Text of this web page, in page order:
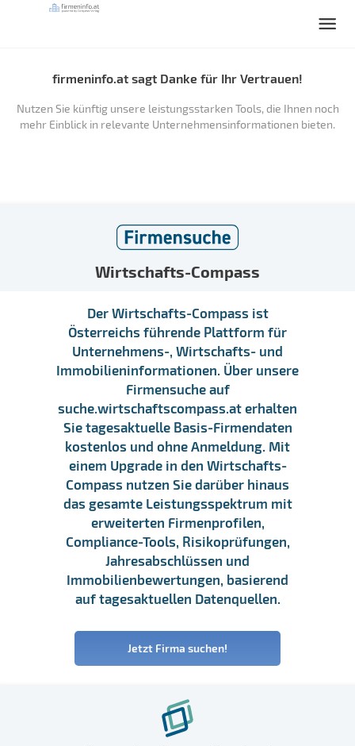
firmeninfo.at sagt Danke für Ihr Vertrauen!
Nutzen Sie künftig unsere leistungsstarken Tools, die Ihnen noch
mehr Einblick in relevante Unternehmensinformationen bieten.
Wirtschafts-Compass
Der Wirtschafts-Compass ist
Österreichs führende Plattform für
Unternehmens-, Wirtschafts- und
Immobilieninformationen. Über unsere
Firmensuche auf
suche.wirtschaftscompass.at erhalten
Sie tagesaktuelle Basis-Firmendaten
kostenlos und ohne Anmeldung. Mit
einem Upgrade in den Wirtschafts-
Compass nutzen Sie darüber hinaus
das gesamte Leistungsspektrum mit
erweiterten Firmenprofilen,
Compliance-Tools, Risikoprüfungen,
Jahresabschlüssen und
Immobilienbewertungen, basierend
auf tagesaktuellen Datenquellen.
Jetzt Firma suchen!